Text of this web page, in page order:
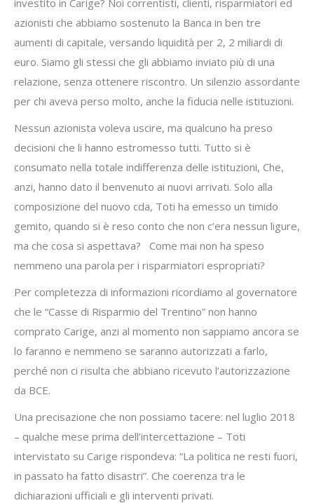
investito in Carige? Noi correntisti, clienti, risparmiatori ed
azionisti che abbiamo sostenuto la Banca in ben tre
aumenti di capitale, versando liquidità per 2, 2 miliardi di
euro. Siamo gli stessi che gli abbiamo inviato più di una
relazione, senza ottenere riscontro. Un silenzio assordante
per chi aveva perso molto, anche la fiducia nelle istituzioni.
Nessun azionista voleva uscire, ma qualcuno ha preso
decisioni che li hanno estromesso tutti. Tutto si è
consumato nella totale indifferenza delle istituzioni, Che,
anzi, hanno dato il benvenuto ai nuovi arrivati. Solo alla
composizione del nuovo cda, Toti ha emesso un timido
gemito, quando si è reso conto che non c’era nessun ligure,
ma che cosa si aspettava? Come mai non ha speso
nemmeno una parola per i risparmiatori espropriati?
Per completezza di informazioni ricordiamo al governatore
che le “Casse di Risparmio del Trentino” non hanno
comprato Carige, anzi al momento non sappiamo ancora se
lo faranno e nemmeno se saranno autorizzati a farlo,
perché non ci risulta che abbiano ricevuto l’autorizzazione
da BCE.
Una precisazione che non possiamo tacere: nel luglio 2018
– qualche mese prima dell’intercettazione – Toti
intervistato su Carige rispondeva: “La politica ne resti fuori,
in passato ha fatto disastri”. Che coerenza tra le
dichiarazioni ufficiali e gli interventi privati.